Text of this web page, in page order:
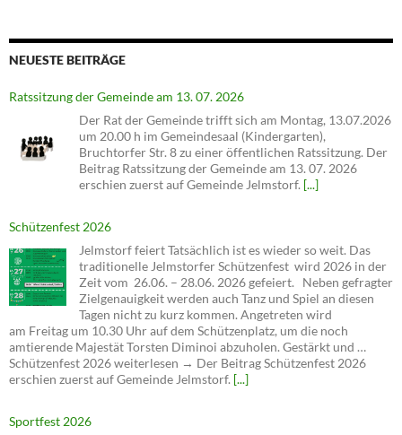
NEUESTE BEITRÄGE
Ratssitzung der Gemeinde am 13. 07. 2026
Der Rat der Gemeinde trifft sich am Montag, 13.07.2026
um 20.00 h im Gemeindesaal (Kindergarten),
Bruchtorfer Str. 8 zu einer öffentlichen Ratssitzung. Der
Beitrag Ratssitzung der Gemeinde am 13. 07. 2026
erschien zuerst auf Gemeinde Jelmstorf. [...]
Schützenfest 2026
Jelmstorf feiert Tatsächlich ist es wieder so weit. Das
traditionelle Jelmstorfer Schützenfest wird 2026 in der
Zeit vom 26.06. – 28.06. 2026 gefeiert. Neben gefragter
Zielgenauigkeit werden auch Tanz und Spiel an diesen
Tagen nicht zu kurz kommen. Angetreten wird
am Freitag um 10.30 Uhr auf dem Schützenplatz, um die noch
amtierende Majestät Torsten Diminoi abzuholen. Gestärkt und …
Schützenfest 2026 weiterlesen → Der Beitrag Schützenfest 2026
erschien zuerst auf Gemeinde Jelmstorf. [...]
Sportfest 2026